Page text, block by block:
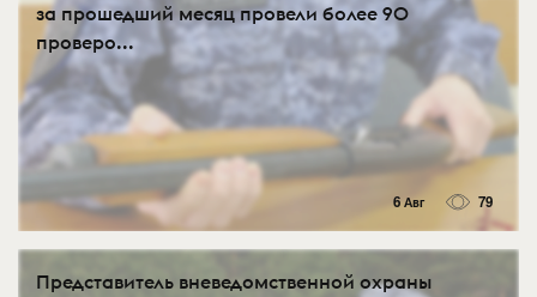
за прошедший месяц провели более 90
проверо...
6 Авг 79
Представитель вневедомственной охраны